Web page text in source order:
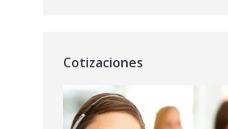
Cotizaciones